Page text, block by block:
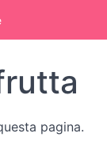
pagina.